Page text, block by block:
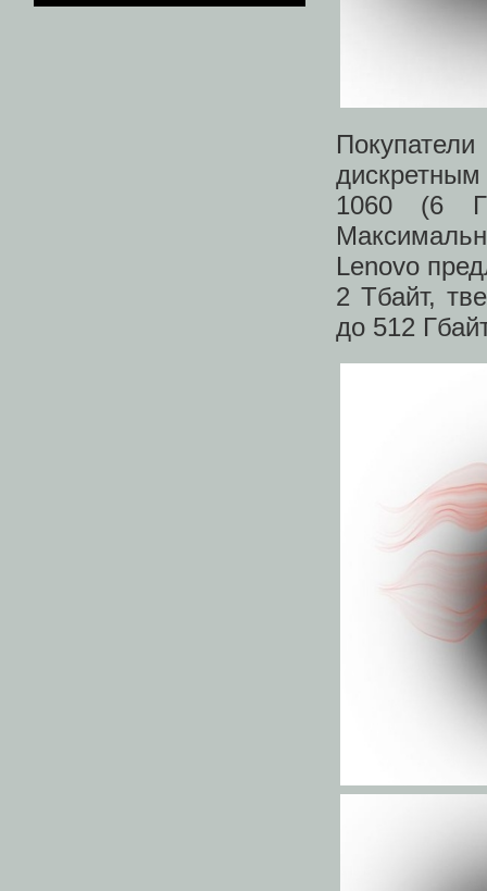
1060 (6
Lenovo
2 Тбайт,
до 512